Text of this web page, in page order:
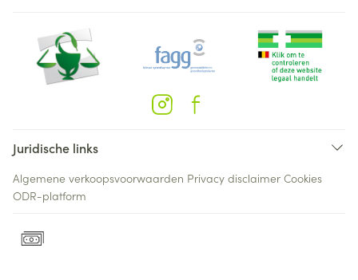
Juridische links
Algemene verkoopsvoorwaarden Privacy disclaimer Cookies
ODR-platform